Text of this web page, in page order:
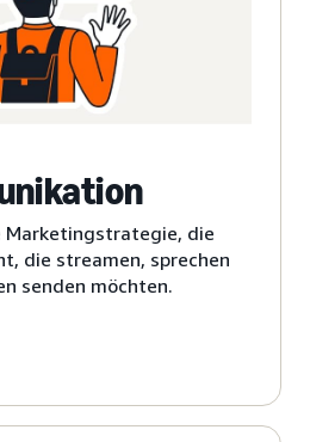
Marketingstrategie, die
die streamen, sprechen
senden möchten.